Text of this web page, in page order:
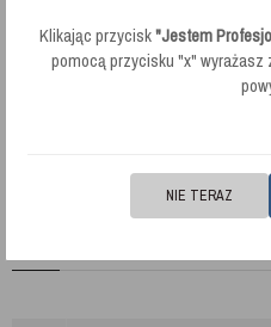
zapewnia doskonałe rezultaty
Wybierz Unger System
czystością w każdym
Klikając przycisk"Jestem
pomocą przycisku "x"
NIE TERAZ